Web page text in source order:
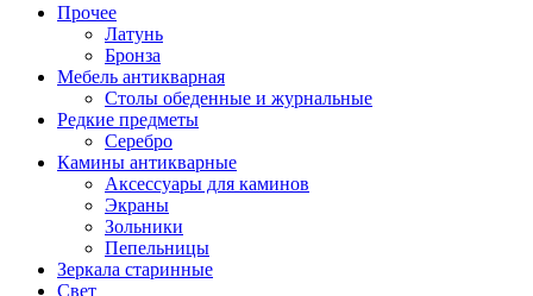
Прочее
Латунь
Бронза
Мебель антикварная
Столы обеденные и журнальные
Редкие предметы
Серебро
Камины антикварные
Аксессуары для каминов
Экраны
Зольники
Пепельницы
Зеркала старинные
Свет